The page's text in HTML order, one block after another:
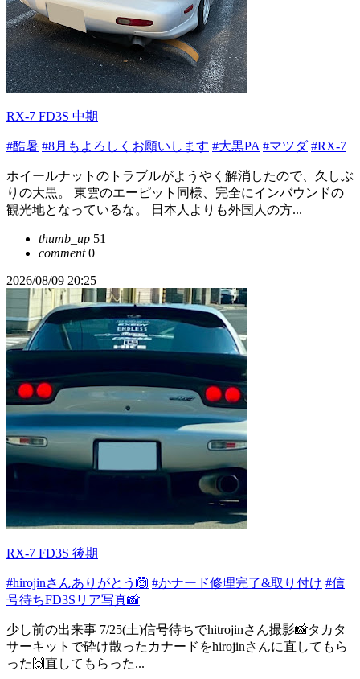
RX-7 FD3S 中期
#酷暑 #8月もよろしくお願いします #大黒PA #マツダ #RX-7
ホイールナットのトラブルがようやく解消したので、久しぶ
りの大黒。 東雲のエーピット同様、完全にインバウンドの
観光地となっているな。 日本人よりも外国人の方...
thumb_up 51
comment0
2026/08/09 20:25
RX-7 FD3S 後期
#hirojinさんありがとう🙆 #かナード修理完了&取り付け #信
号待ちFD3Sリア写真📸
少し前の出来事 7/25(土)信号待ちでhitrojinさん撮影📸タカタ
サーキットで砕け散ったカナードをhirojinさんに直してもら
った🙌直してもらった...